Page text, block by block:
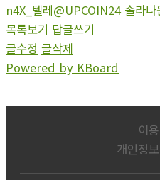
n4X_텔레@UPCOIN24 솔라
목록보기 답글쓰기
글수정 글삭제
Powered by KBoard
이
개인정